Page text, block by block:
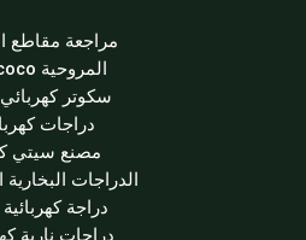
مراجعة مقاطع
المروحية citycoco
سكوتر
دراجات
مصنع سيتي
الدراجات البخارية
دراجة